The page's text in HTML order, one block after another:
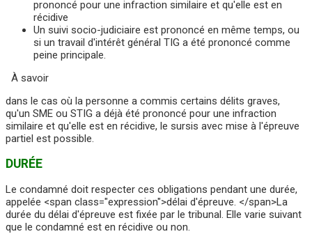
prononcé pour une infraction similaire et qu'elle est en
récidive
Un suivi socio-judiciaire est prononcé en même temps, ou
si un travail d'intérêt général TIG a été prononcé comme
peine principale.
À savoir
dans le cas où la personne a commis certains délits graves,
qu'un SME ou STIG a déjà été prononcé pour une infraction
similaire et qu'elle est en récidive, le sursis avec mise à l'épreuve
partiel est possible.
DURÉE
Le condamné doit respecter ces obligations pendant une durée,
appelée <span class="expression">délai d'épreuve. </span>La
durée du délai d'épreuve est fixée par le tribunal. Elle varie suivant
que le condamné est en récidive ou non.